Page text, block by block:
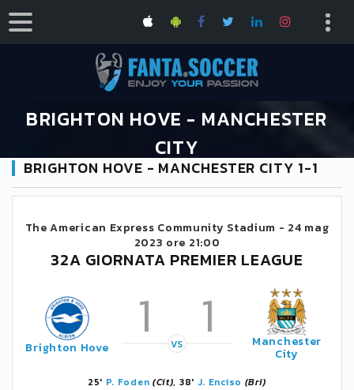
BRIGHTON HOVE - MANCHESTER
CITY
HOME
CALENDARIO PREMIER LEAGUE 2022/2023
BRIGHTON HOVE - MANCHESTER CITY
BRIGHTON HOVE - MANCHESTER CITY 1-1
The American Express Community Stadium - 24 mag
2023 ore 21:00
32A GIORNATA PREMIER LEAGUE
Brighton Hove 1 1
VS Manchester
City
25' P. Foden (Cit), 38' J. Enciso (Bri)